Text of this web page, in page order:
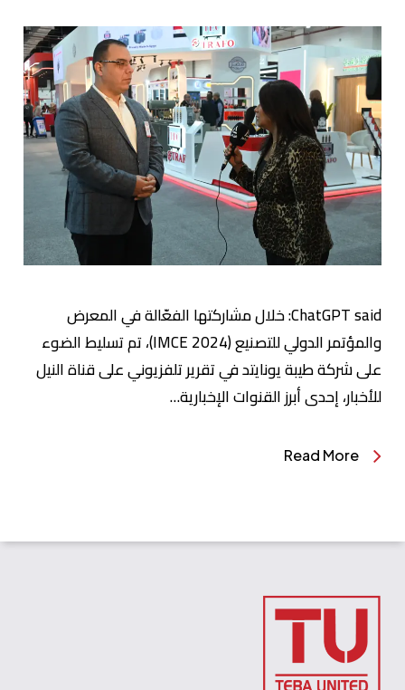
ChatGPT said: خلال مشاركتها الفعّالة في المعرض
والمؤتمر الدولي للتصنيع (IMCE 2024)، تم تسليط الضوء
على شركة طيبة يونايتد في تقرير تلفزيوني على قناة النيل
للأخبار، إحدى أبرز القنوات الإخبارية…
Read More